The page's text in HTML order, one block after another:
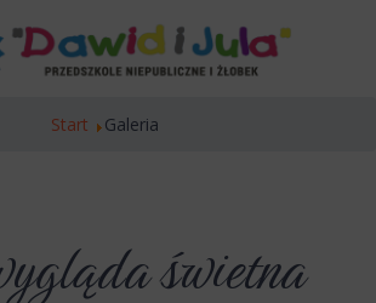
Start Galeria
świetna